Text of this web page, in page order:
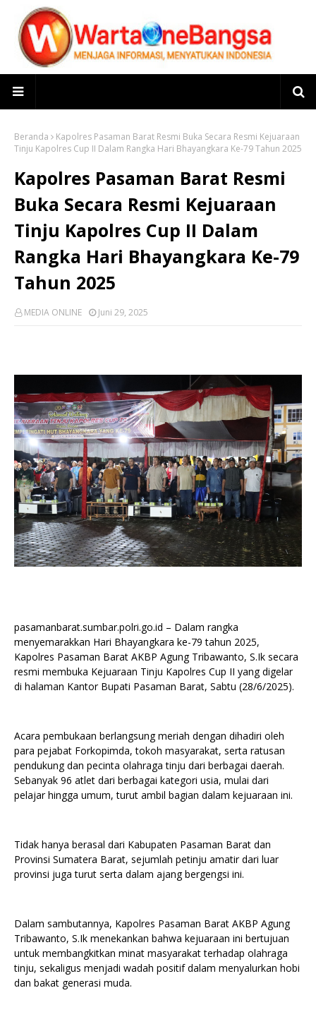
Beranda
Kapolres Pasaman Barat Resmi Buka Secara Resmi Kejuaraan
Tinju Kapolres Cup II Dalam Rangka Hari Bhayangkara Ke-79 Tahun 2025
Kapolres Pasaman Barat Resmi
Buka Secara Resmi Kejuaraan
Tinju Kapolres Cup II Dalam
Rangka Hari Bhayangkara Ke-79
Tahun 2025
MEDIA ONLINE Juni 29, 2025
pasamanbarat.sumbar.polri.go.id – Dalam rangka
menyemarakkan Hari Bhayangkara ke-79 tahun 2025,
Kapolres Pasaman Barat AKBP Agung Tribawanto, S.Ik secara
resmi membuka Kejuaraan Tinju Kapolres Cup II yang digelar
di halaman Kantor Bupati Pasaman Barat, Sabtu (28/6/2025).
Acara pembukaan berlangsung meriah dengan dihadiri oleh
para pejabat Forkopimda, tokoh masyarakat, serta ratusan
pendukung dan pecinta olahraga tinju dari berbagai daerah.
Sebanyak 96 atlet dari berbagai kategori usia, mulai dari
pelajar hingga umum, turut ambil bagian dalam kejuaraan ini.
Tidak hanya berasal dari Kabupaten Pasaman Barat dan
Provinsi Sumatera Barat, sejumlah petinju amatir dari luar
provinsi juga turut serta dalam ajang bergengsi ini.
Dalam sambutannya, Kapolres Pasaman Barat AKBP Agung
Tribawanto, S.Ik menekankan bahwa kejuaraan ini bertujuan
untuk membangkitkan minat masyarakat terhadap olahraga
tinju, sekaligus menjadi wadah positif dalam menyalurkan hobi
dan bakat generasi muda.